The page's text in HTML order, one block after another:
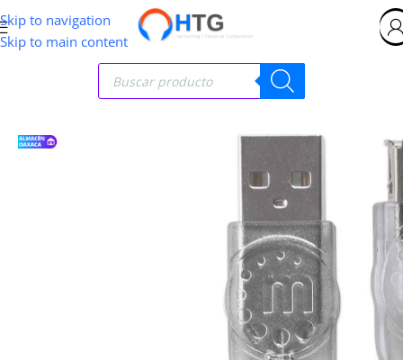
Skip to navigation
Skip to main content